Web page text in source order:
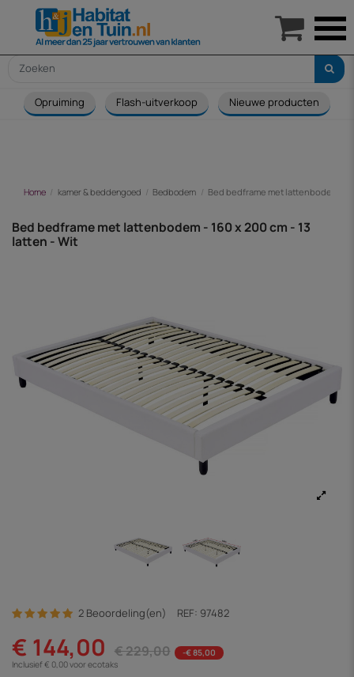
Opruiming Flash-uitverkoop Nieuwe producten
Home kamer & beddengoed Bedbodem Bed bedframe met lattenbodem -
Bed bedframe met lattenbodem - 160 x 200 cm - 13
latten - Wit
2 Beoordeling(en) REF: 97482
€ 144,00 € 229,00
-€ 85,00
Inclusief € 0,00 voor ecotaks
